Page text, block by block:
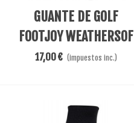
Añadir Al Carrito
GUANTE DE GOLF
FOOTJOY WEATHERSOF
LADY
17,00 € (impuestos inc.)